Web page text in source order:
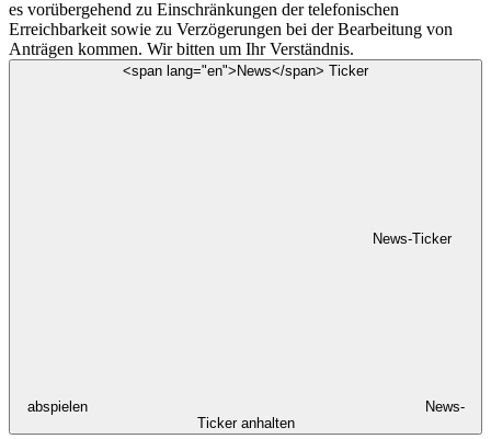
es vorübergehend zu Einschränkungen der telefonischen
Erreichbarkeit sowie zu Verzögerungen bei der Bearbeitung von
Anträgen kommen. Wir bitten um Ihr Verständnis.
<span lang="en">News</span> Ticker
News-Ticker
abspielen
News-
Ticker anhalten